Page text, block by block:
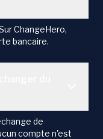
ChangeHero,
bancaire.
de
compte n'est